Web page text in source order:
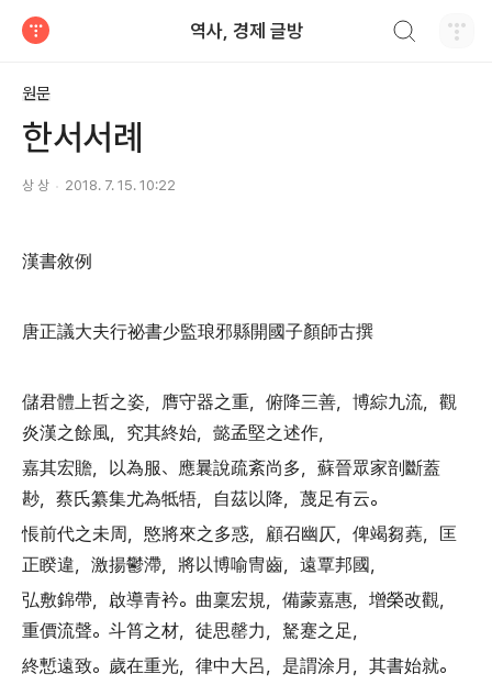
역사, 경제 글방
원문
한서서례
상 상 2018. 7. 15. 10:22
漢書敘例
唐正議大夫行祕書少監琅邪縣開國子顏師古撰
儲君體上哲之姿， 膺守器之重， 俯降三善， 博綜九流， 觀
炎漢之餘風， 究其終始， 懿孟堅之述作，
嘉其宏贍， 以為服、 應曩說疏紊尚多， 蘇晉眾家剖斷蓋
尠， 蔡氏纂集尤為牴牾， 自茲以降， 蔑足有云。
悵前代之未周， 愍將來之多惑， 顧召幽仄， 俾竭芻蕘， 匡
正睽違， 激揚鬱滯， 將以博喻冑齒， 遠覃邦國，
弘敷錦帶， 啟導青衿。 曲稟宏規， 備蒙嘉惠， 增榮改觀，
重價流聲。 斗筲之材， 徒思罄力， 駑蹇之足，
終慙遠致。 歲在重光， 律中大呂， 是謂涂月 ， 其書始就。